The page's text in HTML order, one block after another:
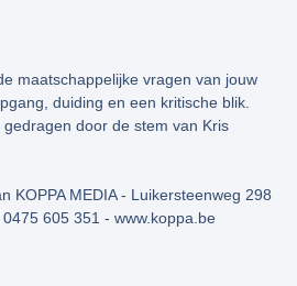
maatschappelijke vragen van jouw
duiding en een kritische blik.
door de stem van Kris
KOPPA MEDIA - Luikersteenweg 298
605 351 - www.koppa.be